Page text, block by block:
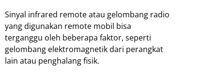
Sinyal infrared remote atau gelombang radio
yang digunakan remote mobil bisa
terganggu oleh beberapa faktor, seperti
gelombang elektromagnetik dari perangkat
lain atau penghalang fisik.